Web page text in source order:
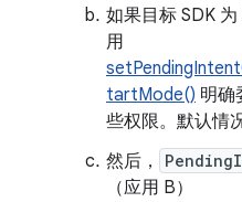
如果目标 SDK
用
tartMode() 明确
些权限。默认情
然后，
（应用 B）